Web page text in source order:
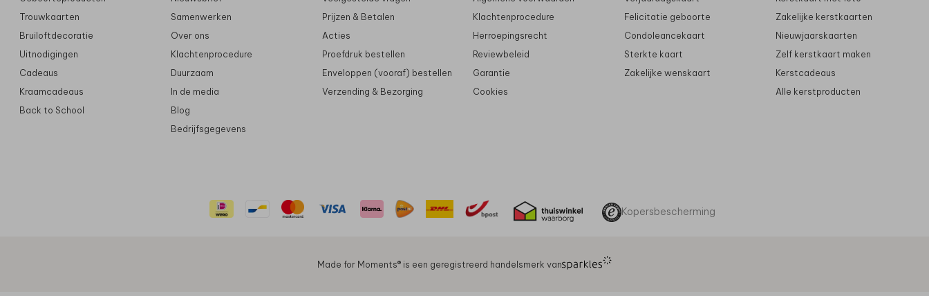
Trouwkaarten
Bruiloftdecoratie
Uitnodigingen
Cadeaus
Kraamcadeaus
Back to School
Samenwerken
Over ons
Klachtenprocedure
Duurzaam
In de media
Blog
Bedrijfsgegevens
Prijzen & Betalen
Acties
Proefdruk bestellen
Enveloppen (vooraf) bestellen
Verzending & Bezorging
Klachtenprocedure
Herroepingsrecht
Reviewbeleid
Garantie
Cookies
Felicitatie geboorte
Condoleancekaart
Sterkte kaart
Zakelijke wenskaart
Zakelijke kerstkaarten
Nieuwjaarskaarten
Zelf kerstkaart maken
Kerstcadeaus
Alle kerstproducten
Kopersbescherming
Made for Moments®️ is een geregistreerd handelsmerk van